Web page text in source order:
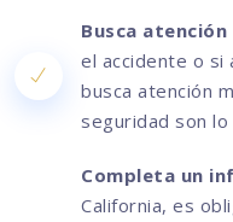
Busca atención
el accidente o si
busca atención
seguridad son
Completa un
California, es